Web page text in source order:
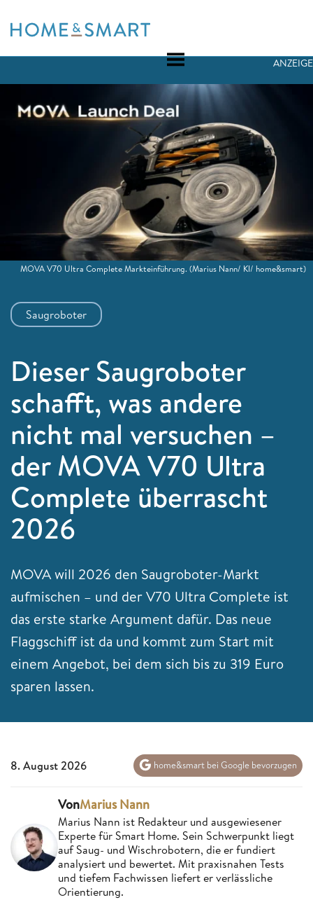
to
Saugroboter
ANZEIGE
Dieser Saugroboter
schafft, was andere
nicht mal versuchen –
der MOVA V70 Ultra
Complete überrascht
2026
MOVA will 2026 den Saugroboter-Markt
aufmischen – und der V70 Ultra Complete ist
das erste starke Argument dafür. Das neue
Flaggschiff ist da und kommt zum Start mit
einem Angebot, bei dem sich bis zu 319 Euro
sparen lassen.
MOVA V70 Ultra Complete Markteinführung.(Marius Nann/ KI/ home&smart)
8. August 2026 home&smart bei Google bevorzugen
VonMarius Nann
Marius Nann ist Redakteur und ausgewiesener
Experte für Smart Home. Sein Schwerpunkt liegt
auf Saug- und Wischrobotern, die er fundiert
analysiert und bewertet. Mit praxisnahen Tests
und tiefem Fachwissen liefert er verlässliche
Orientierung.